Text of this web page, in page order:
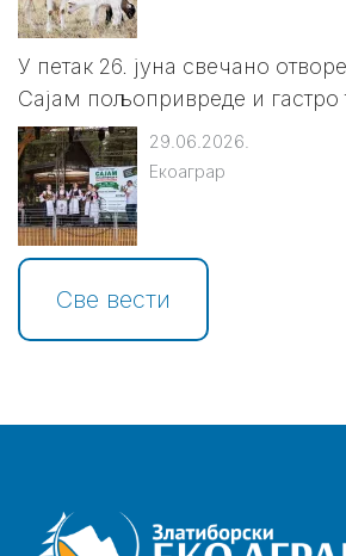
У петак 26. јуна свечано
Сајам пољопривреде и гастро
29.06.2026.
Екоаграр
Све вести